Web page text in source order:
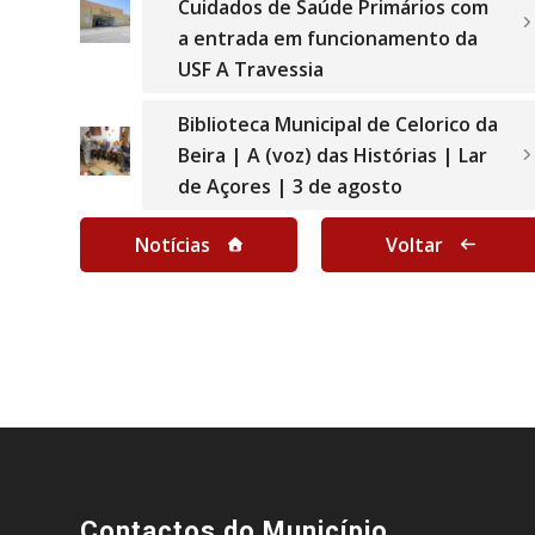
Cuidados de Saúde Primários com
a entrada em funcionamento da
USF A Travessia
Biblioteca Municipal de Celorico da
Beira | A (voz) das Histórias | Lar
de Açores | 3 de agosto
Notícias Voltar